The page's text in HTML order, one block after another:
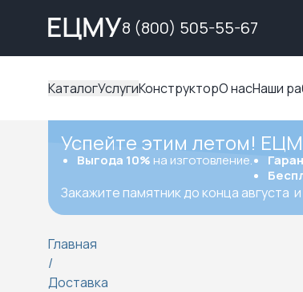
8 (800) 505-55-67
КаталогУслугиКонструкторО насНаши
Успейте этим летом!
Выгода 10% на изготовление.
Закажите памятник до конца августа
Главная
/
Доставка